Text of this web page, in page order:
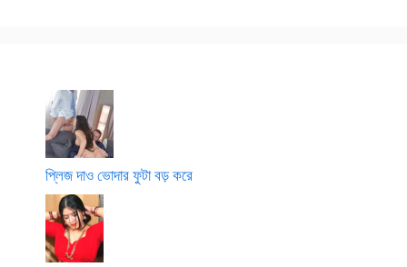
প্লিজ দাও ভোদার ফুটা বড় করে